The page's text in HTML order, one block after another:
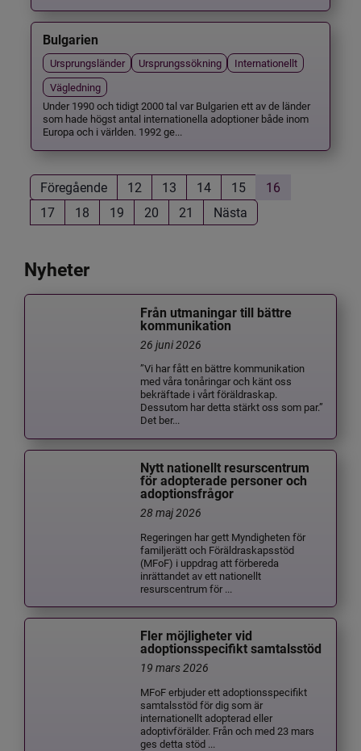
Bulgarien
Ursprungsländer Ursprungssökning
Internationellt
Vägledning
Under 1990 och tidigt 2000 tal var Bulgarien ett av de länder
som hade högst antal internationella adoptioner både inom
Europa och i världen. 1992 ge...
Föregående 12 13 14 15
16
17
18 19 20 21 Nästa
Nyheter
Från utmaningar till bättre
kommunikation
26 juni 2026
”Vi har fått en bättre kommunikation
med våra tonåringar och känt oss
bekräftade i vårt föräldraskap.
Dessutom har detta stärkt oss som par.”
Det ber...
Nytt nationellt resurscentrum
för adopterade personer och
adoptionsfrågor
28 maj 2026
Regeringen har gett Myndigheten för
familjerätt och Föräldraskapsstöd
(MFoF) i uppdrag att förbereda
inrättandet av ett nationellt
resurscentrum för ...
Fler möjligheter vid
adoptionsspecifikt samtalsstöd
19 mars 2026
MFoF erbjuder ett adoptionsspecifikt
samtalsstöd för dig som är
internationellt adopterad eller
adoptivförälder. Från och med 23 mars
ges detta stöd ...